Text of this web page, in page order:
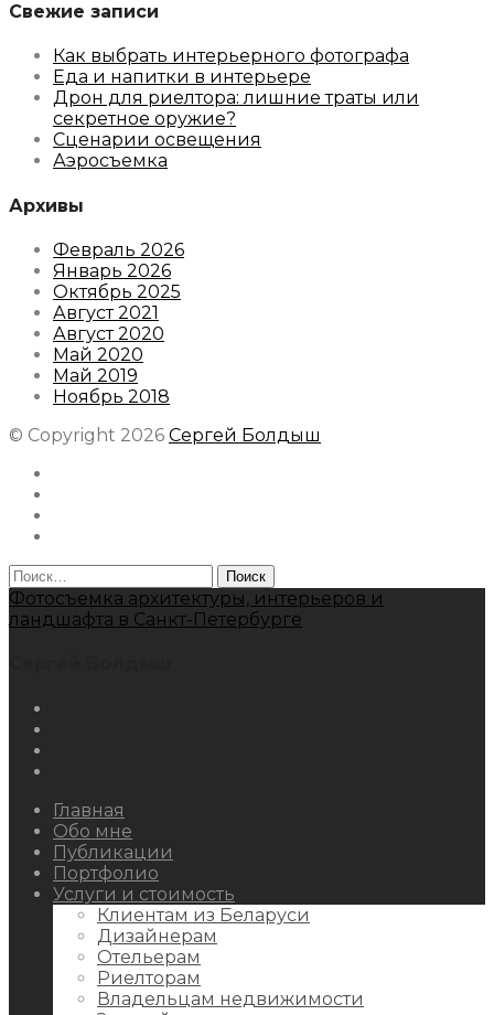
Свежие записи
Как выбрать интерьерного фотографа
Еда и напитки в интерьере
Дрон для риелтора: лишние траты или
секретное оружие?
Сценарии освещения
Аэросъемка
Архивы
Февраль 2026
Январь 2026
Октябрь 2025
Август 2021
Август 2020
Май 2020
Май 2019
Ноябрь 2018
© Copyright 2026 Сергей Болдыш
Найти:
Фотосъемка архитектуры, интерьеров и
ландшафта в Санкт-Петербурге
Главная
Обо мне
Публикации
Портфолио
Услуги и стоимость
Клиентам из Беларуси
Дизайнерам
Отельерам
Риелторам
Владельцам недвижимости